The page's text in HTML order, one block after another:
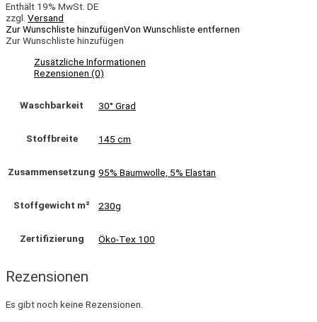
Enthält 19% MwSt. DE
zzgl. Versand
Zur Wunschliste hinzufügenVon Wunschliste entfernen
Zur Wunschliste hinzufügen
Zusätzliche Informationen
Rezensionen (0)
Waschbarkeit 30° Grad
Stoffbreite 145 cm
Zusammensetzung 95% Baumwolle, 5% Elastan
Stoffgewicht m² 230g
Zertifizierung Öko-Tex 100
Rezensionen
Es gibt noch keine Rezensionen.